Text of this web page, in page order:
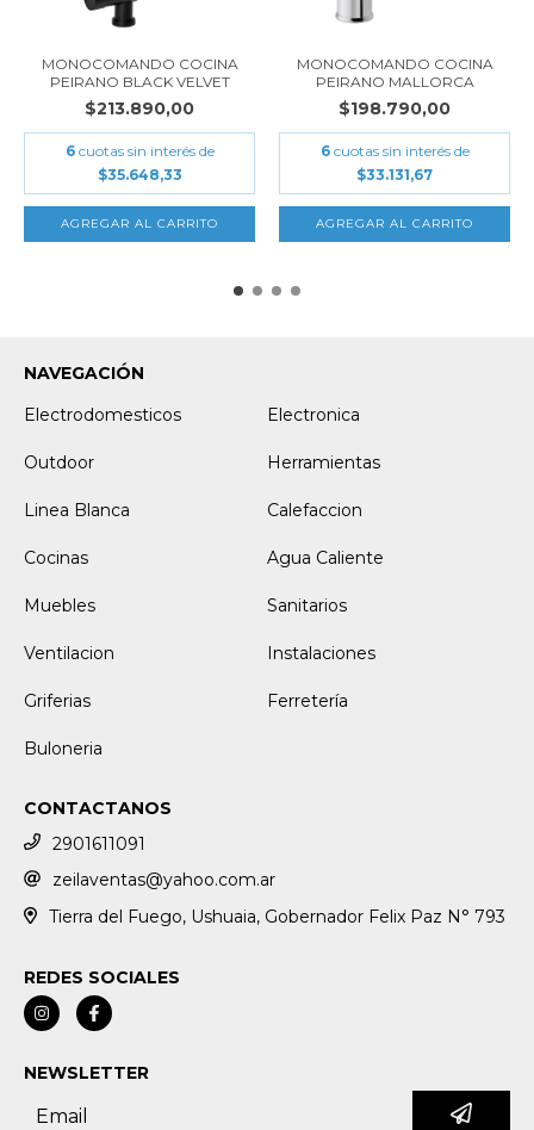
MONOCOMANDO COCINA
PEIRANO BLACK VELVET
$213.890,00
6 cuotas sin interés de
$35.648,33
MONOCOMANDO COCINA
PEIRANO MALLORCA
$198.790,00
6 cuotas sin interés de
$33.131,67
NAVEGACIÓN
Electrodomesticos
Electronica
Outdoor Herramientas
Linea Blanca Calefaccion
Cocinas Agua Caliente
Muebles Sanitarios
Ventilacion Instalaciones
Griferias Ferretería
Buloneria
CONTACTANOS
2901611091
zeilaventas@yahoo.com.ar
Tierra del Fuego, Ushuaia, Gobernador Felix Paz N° 793
REDES SOCIALES
NEWSLETTER